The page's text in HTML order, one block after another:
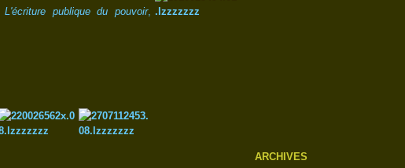
L'écriture publique du pouvoir,
ARCHIVES